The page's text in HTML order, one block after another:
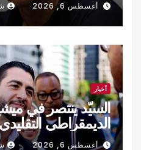
أغسطس 6, 2026
أخبار
السيّد ينتصر في
الديمقراطي
أغسطس 6, 2026